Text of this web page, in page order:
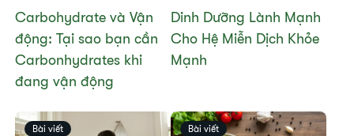
Carbohydrate và Vận
động: Tại sao bạn cần
Carbonhydrates khi
đang vận động
Dinh Dưỡng Lành Mạnh
Cho Hệ Miễn Dịch Khỏe
Mạnh
Bài viết Bài viết